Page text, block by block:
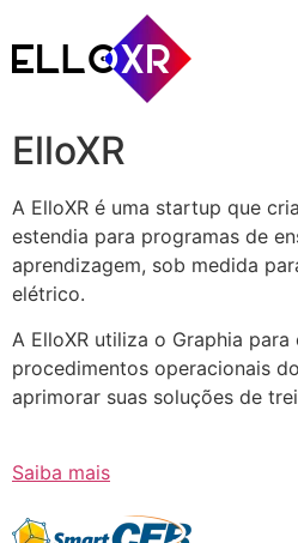
ElloXR
A ElloXR é uma startup que
estendia para programas de
aprendizagem, sob medida
elétrico.
A ElloXR utiliza o Graphia para
procedimentos operacionais
aprimorar suas soluções de
Saiba mais